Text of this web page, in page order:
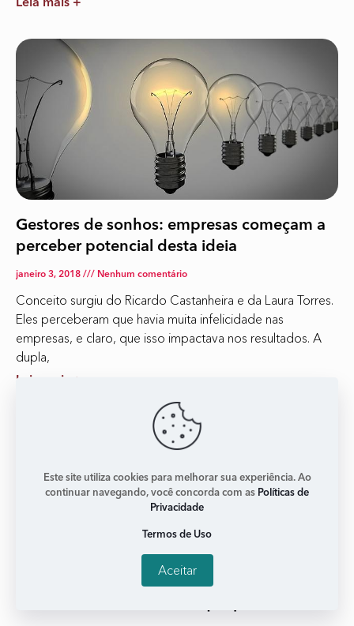
Leia mais +
Gestores de sonhos: empresas começam a
perceber potencial desta ideia
janeiro 3, 2018 Nenhum comentário
Conceito surgiu do Ricardo Castanheira e da Laura Torres.
Eles perceberam que havia muita infelicidade nas
empresas, e claro, que isso impactava nos resultados. A
dupla,
Leia mais +
Este site utiliza cookies para melhorar sua experiência. Ao
continuar navegando, você concorda com as Políticas de
Privacidade
Termos de Uso
Aceitar